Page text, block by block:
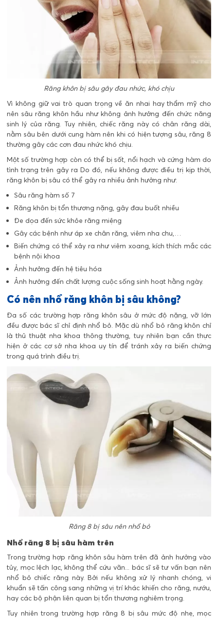
Răng khôn bị sâu gây đau nhức, khó chịu
Vì không giữ vai trò quan trọng về ăn nhai hay thẩm mỹ cho
nên sâu răng khôn hầu như không ảnh hưởng đến chức năng
sinh lý của răng. Tuy nhiên, chiếc răng này có chân răng dài,
nằm sâu bên dưới cung hàm nên khi có hiện tượng sâu, răng 8
thường gây các cơn đau nhức khó chịu.
Một số trường hợp còn có thể bị sốt, nổi hạch và cứng hàm do
tình trạng trên gây ra Do đó, nếu không được điều trị kịp thời,
răng khôn bị sâu có thể gây ra nhiều ảnh hưởng như:
Sâu răng hàm số 7
Răng khôn bị tổn thương nặng, gây đau buốt nhiều
Đe dọa đến sức khỏe răng miệng
Gây các bệnh như áp xe chân răng, viêm nha chu,…
Biến chứng có thể xảy ra như viêm xoang, kích thích mắc các
bệnh nội khoa
Ảnh hưởng đến hệ tiêu hóa
Ảnh hưởng đến chất lượng cuộc sống sinh hoạt hằng ngày.
Có nên nhổ răng khôn bị sâu không?
Đa số các trường hợp răng khôn sâu ở mức độ nặng, vỡ lớn
đều được bác sĩ chỉ định nhổ bỏ. Mặc dù nhổ bỏ răng khôn chỉ
là thủ thuật nha khoa thông thường, tuy nhiên bạn cần thực
hiện ở các cơ sở nha khoa uy tín để tránh xảy ra biến chứng
trong quá trình điều trị.
Răng 8 bị sâu nên nhổ bỏ
Nhổ răng 8 bị sâu hàm trên
Trong trường hợp răng khôn sâu hàm trên đã ảnh hưởng vào
tủy, mọc lệch lạc, không thể cứu vãn... bác sĩ sẽ tư vấn bạn nên
nhổ bỏ chiếc răng này. Bởi nếu không xử lý nhanh chóng, vi
khuẩn sẽ tấn công sang những vị trí khác khiến cho răng, nướu,
hay các bộ phận liên quan bị tổn thương nghiêm trọng.
Tuy nhiên trong trường hợp răng 8 bị sâu mức độ nhẹ, mọc